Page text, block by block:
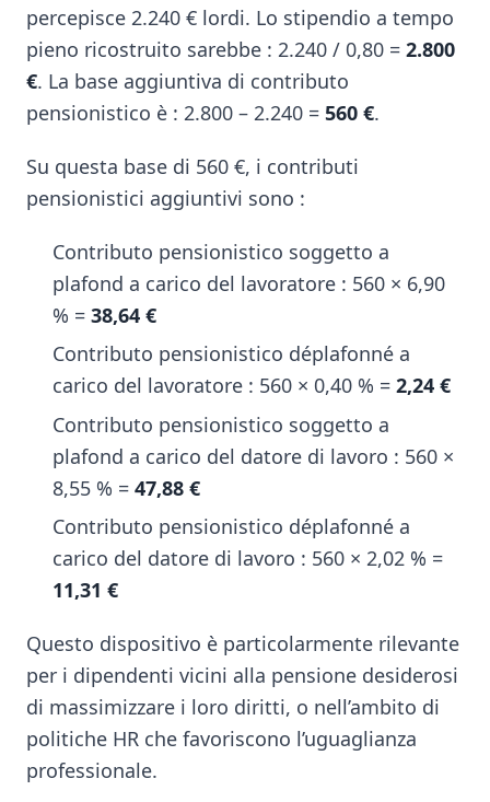
percepisce 2.240 € lordi. Lo stipendio a tempo
pieno ricostruito sarebbe : 2.240 / 0,80 = 2.800
€. La base aggiuntiva di contributo
pensionistico è : 2.800 – 2.240 = 560 €.
Su questa base di 560 €, i contributi
pensionistici aggiuntivi sono :
Contributo pensionistico soggetto a
plafond a carico del lavoratore : 560 × 6,90
% = 38,64 €
Contributo pensionistico déplafonné a
carico del lavoratore : 560 × 0,40 % = 2,24 €
Contributo pensionistico soggetto a
plafond a carico del datore di lavoro : 560 ×
8,55 % = 47,88 €
Contributo pensionistico déplafonné a
carico del datore di lavoro : 560 × 2,02 % =
11,31 €
Questo dispositivo è particolarmente rilevante
per i dipendenti vicini alla pensione desiderosi
di massimizzare i loro diritti, o nell’ambito di
politiche HR che favoriscono l’uguaglianza
professionale.